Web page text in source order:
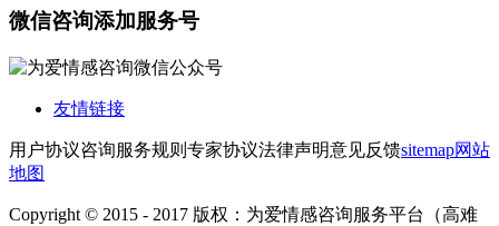
微信咨询添加服务号
友情链接
用户协议咨询服务规则 专家协议法律声明意见反馈sitemap网站
地图
Copyright © 2015 - 2017 版权：为爱情感咨询服务平台（高难